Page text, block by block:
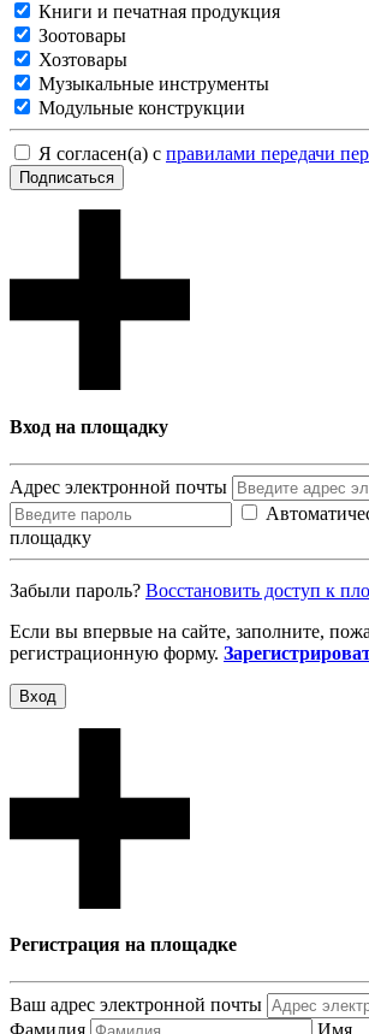
Книги и печатная продукция
Зоотовары
Хозтовары
Музыкальные инструменты
Модульные конструкции
Я согласен(а) с правилами передачи
Подписаться
Вход на площадку
Адрес электронной почты
площадку
Забыли пароль? Восcтановить доступ к
Если вы впервые на сайте, заполните,
регистрационную форму.
Вход
Регистрация на площадке
Ваш адрес электронной почты